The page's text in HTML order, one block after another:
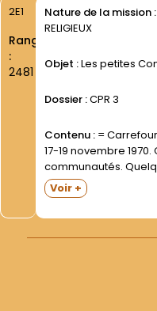
2E1
Rang
:
2481
Nature de la mission :
RELIGIEUX
Objet :Les petites
Dossier :CPR 3
Contenu := Carrefours de l Assemblée Générale des
17-19 novembre 1970.
communautés.
par frère Jean-
rédaction ""- 24
Voir +